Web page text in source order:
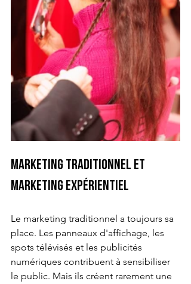
Marketing traditionnel et
marketing expérientiel
Le marketing traditionnel a toujours sa
place. Les panneaux d'affichage, les
spots télévisés et les publicités
numériques contribuent à sensibiliser
le public. Mais ils créent rarement une